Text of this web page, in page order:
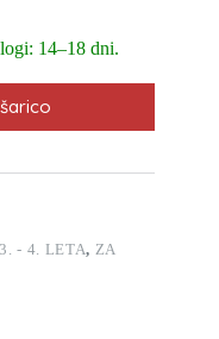
14–18 dni.
- 4. LETA, ZA